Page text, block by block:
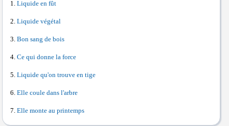
Liquide en fût
Liquide végétal
Bon sang de bois
Ce qui donne la force
Liquide qu'on trouve en tige
Elle coule dans l'arbre
Elle monte au printemps